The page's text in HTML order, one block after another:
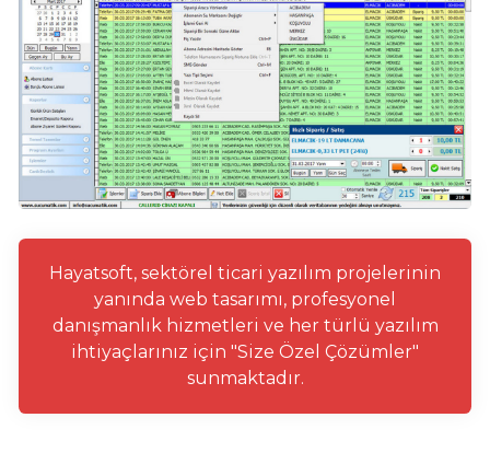
Hayatsoft, sektörel ticari yazılım projelerinin
yanında web tasarımı, profesyonel
danışmanlık hizmetleri ve her türlü yazılım
ihtiyaçlarınız için "Size Özel Çözümler"
sunmaktadır.